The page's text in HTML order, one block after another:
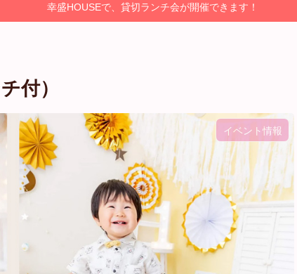
幸盛HOUSEで、貸切ランチ会が開催できます！
付）
イベント情報